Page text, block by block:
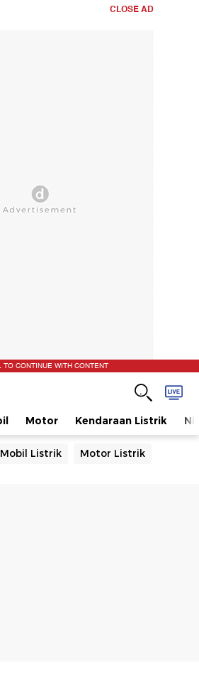
CLOSE AD
TO CONTINUE WITH CONTENT
Motor Kendaraan Listrik
Mobil Listrik Motor Listrik